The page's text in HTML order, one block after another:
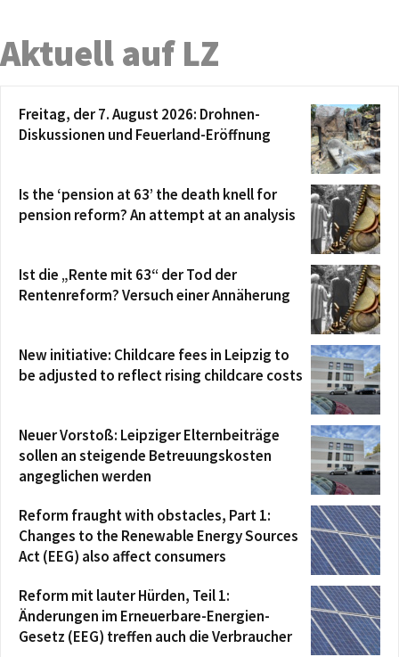
Aktuell auf LZ
Freitag, der 7. August 2026: Drohnen-
Diskussionen und Feuerland-Eröffnung
Is the ‘pension at 63’ the death knell for
pension reform? An attempt at an analysis
Ist die „Rente mit 63“ der Tod der
Rentenreform? Versuch einer Annäherung
New initiative: Childcare fees in Leipzig to
be adjusted to reflect rising childcare costs
Neuer Vorstoß: Leipziger Elternbeiträge
sollen an steigende Betreuungskosten
angeglichen werden
Reform fraught with obstacles, Part 1:
Changes to the Renewable Energy Sources
Act (EEG) also affect consumers
Reform mit lauter Hürden, Teil 1:
Änderungen im Erneuerbare-Energien-
Gesetz (EEG) treffen auch die Verbraucher